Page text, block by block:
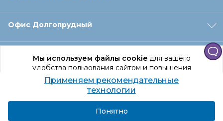
Мы используем файлы cookieдля вашего
удобства пользования сайтом и повышения
качества рекомендаций.
Продолжая использование сайта, вы даете
согласие на обработку персональных данных
Офис Долгопрудный
Офис Санкт‑Петербург
Оформление заказа
Применяем рекомендательные
технологии
Понятно